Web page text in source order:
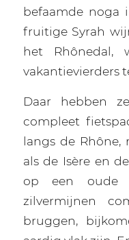
befaamde noga
fruitige Syrah
het Rhônedal,
vakantievierders
Daar hebben
compleet
langs de Rhône,
als de Isère en
op een oude
zilvermijnen
bruggen,